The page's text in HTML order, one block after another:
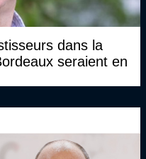
dans la
seraient en